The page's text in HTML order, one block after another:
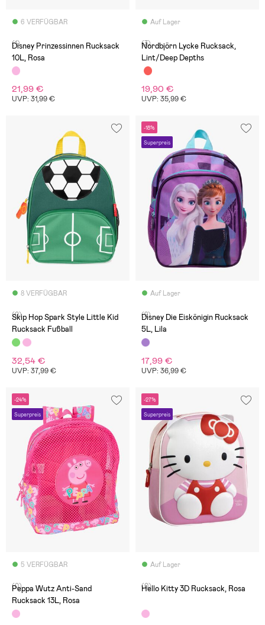
6 VERFÜGBAR
(1)
Disney Prinzessinnen Rucksack
10L, Rosa
21,99 €
UVP: 31,99 €
Auf Lager
(3)
Nordbjörn Lycke Rucksack,
Lint/Deep Depths
19,90 €
UVP: 35,99 €
8 VERFÜGBAR
(0)
Skip Hop Spark Style Little Kid
Rucksack Fußball
32,54 €
UVP: 37,99 €
-18%
Superpreis
Auf Lager
(2)
Disney Die Eiskönigin Rucksack
5L, Lila
17,99 €
UVP: 36,99 €
-24%
Superpreis
5 VERFÜGBAR
(0)
Peppa Wutz Anti-Sand
Rucksack 13L, Rosa
-27%
Superpreis
Auf Lager
(0)
Hello Kitty 3D Rucksack, Rosa